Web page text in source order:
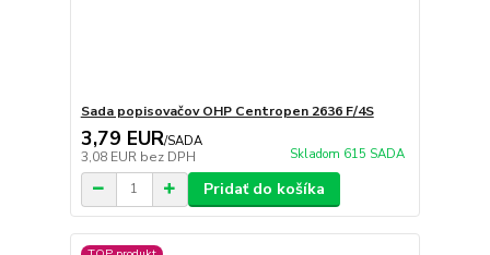
Sada popisovačov OHP Centropen 2636 F/4S
3,79 EUR/SADA
3,08 EUR bez DPH Skladom 615 SADA
Pridať do košíka